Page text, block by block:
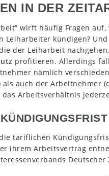
IN DER
wirft häufig Fragen
Leiharbeiter kündigen?
der Leiharbeit
profitieren. Allerdings
nämlich
auch der
Arbeitsverhältnis
tariflichen
ihrem Arbeitsvertrag